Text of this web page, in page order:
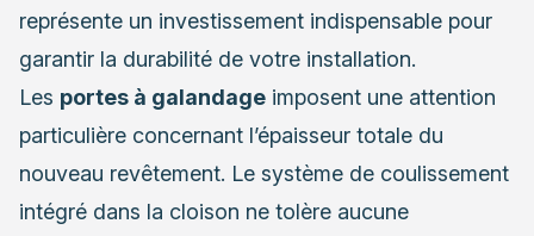
représente un investissement indispensable pour
garantir la durabilité de votre installation.
Les portes à galandage imposent une attention
particulière concernant l’épaisseur totale du
nouveau revêtement. Le système de coulissement
intégré dans la cloison ne tolère aucune